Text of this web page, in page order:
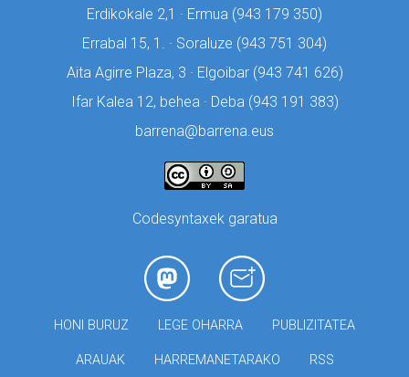
Erdikokale 2,1 · Ermua (943 179 350)
Errabal 15, 1. · Soraluze (943 751 304)
Aita Agirre Plaza, 3 · Elgoibar (943 741 626)
Ifar Kalea 12, behea · Deba (943 191 383)
barrena@barrena.eus
Codesyntaxek garatua
HONI BURUZ LEGE OHARRA PUBLIZITATEA
ARAUAK HARREMANETARAKO RSS